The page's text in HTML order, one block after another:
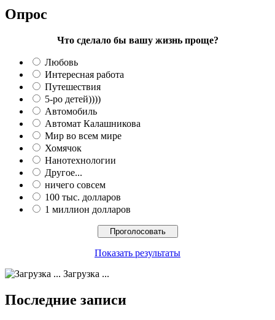
Опрос
Что сделало бы вашу жизнь проще?
Любовь
Интересная работа
Путешествия
5-ро детей))))
Автомобиль
Автомат Калашникова
Мир во всем мире
Хомячок
Нанотехнологии
Другое...
ничего совсем
100 тыс. долларов
1 миллион долларов
Показать результаты
Загрузка ...
Последние записи